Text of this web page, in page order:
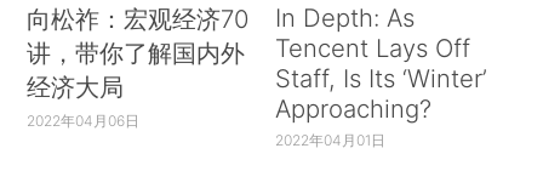
向松祚：宏观经济70
讲，带你了解国内外
经济大局
2022年04月06日
In Depth: As
Tencent Lays Off
Staff, Is Its ‘Winter’
Approaching?
2022年04月01日